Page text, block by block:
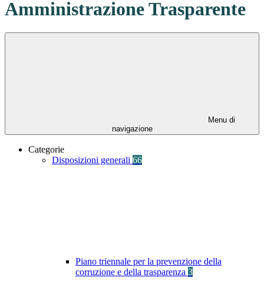
Amministrazione Trasparente
Menu di
navigazione
Categorie
Disposizioni generali 66
Piano triennale per la prevenzione della
corruzione e della trasparenza 3